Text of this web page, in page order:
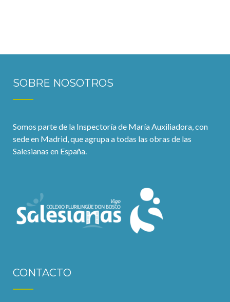
SOBRE NOSOTROS
Somos parte de la Inspectoría de María Auxiliadora, con
sede en Madrid, que agrupa a todas las obras de las
Salesianas en España.
CONTACTO